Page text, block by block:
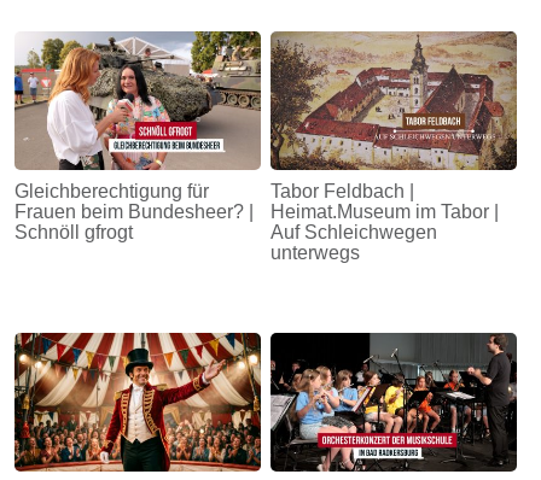
Gleichberechtigung für
Frauen beim Bundesheer? |
Schnöll gfrogt
Tabor Feldbach |
Heimat.Museum im Tabor |
Auf Schleichwegen
unterwegs